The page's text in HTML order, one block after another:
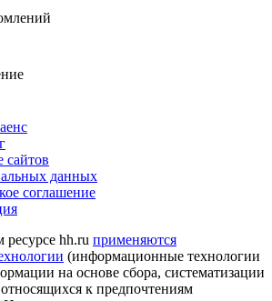
сайтов
данных
соглашение
hh.ru применяются
(информационные технологии
на основе сбора, систематизации
к предпочтениям